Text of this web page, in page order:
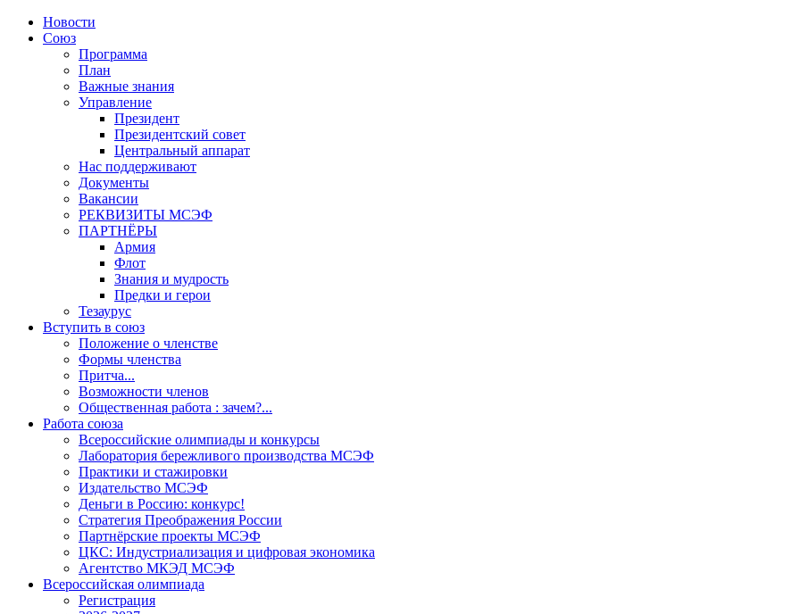
Новости
Союз
Программа
План
Важные знания
Управление
Президент
Президентский совет
Центральный аппарат
Нас поддерживают
Документы
Вакансии
РЕКВИЗИТЫ МСЭФ
ПАРТНЁРЫ
Армия
Флот
Знания и мудрость
Предки и герои
Тезаурус
Вступить в союз
Положение о членстве
Формы членства
Притча...
Возможности членов
Общественная работа : зачем?...
Работа союза
Всероссийские олимпиады и конкурсы
Лаборатория бережливого производства МСЭФ
Практики и стажировки
Издательство МСЭФ
Деньги в Россию: конкурс!
Стратегия Преображения России
Партнёрские проекты МСЭФ
ЦКС: Индустриализация и цифровая экономика
Агентство МКЭД МСЭФ
Всероссийская олимпиада
Регистрация